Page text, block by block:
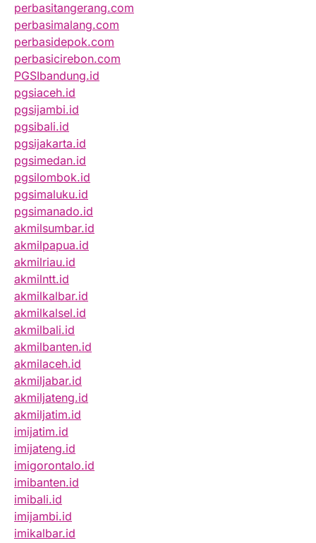
perbasitangerang.com
perbasimalang.com
perbasidepok.com
perbasicirebon.com
PGSIbandung.id
pgsiaceh.id
pgsijambi.id
pgsibali.id
pgsijakarta.id
pgsimedan.id
pgsilombok.id
pgsimaluku.id
pgsimanado.id
akmilsumbar.id
akmilpapua.id
akmilriau.id
akmilntt.id
akmilkalbar.id
akmilkalsel.id
akmilbali.id
akmilbanten.id
akmilaceh.id
akmiljabar.id
akmiljateng.id
akmiljatim.id
imijatim.id
imijateng.id
imigorontalo.id
imibanten.id
imibali.id
imijambi.id
imikalbar.id